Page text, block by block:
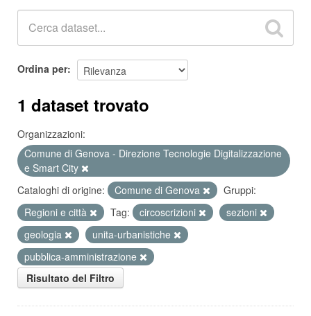
Ordina per
1 dataset trovato
Organizzazioni:
Comune di Genova - Direzione Tecnologie Digitalizzazione
e Smart City
Cataloghi di origine:
Comune di Genova
Gruppi:
Regioni e città
Tag: circoscrizioni
sezioni
geologia
unita-urbanistiche
pubblica-amministrazione
Risultato del Filtro